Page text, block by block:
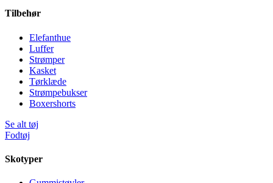
Tilbehør
Elefanthue
Luffer
Strømper
Kasket
Tørklæde
Strømpebukser
Boxershorts
Se alt tøj
Fodtøj
Skotyper